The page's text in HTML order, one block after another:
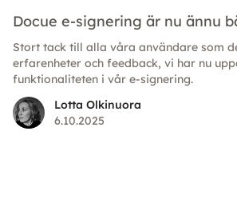
Docue e-signering är nu ännu
Stort tack till alla våra användare som
erfarenheter och feedback, vi har nu
funktionaliteten i vår e-signering.
Lotta Olkinuora
6.10.2025